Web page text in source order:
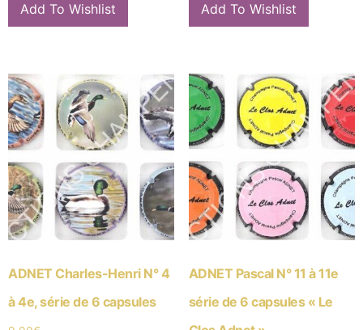
Add To Wishlist Add To Wishlist
ADNET Charles-Henri N° 4
à 4e, série de 6 capsules
ADNET Pascal N° 11 à 11e
série de 6 capsules « Le